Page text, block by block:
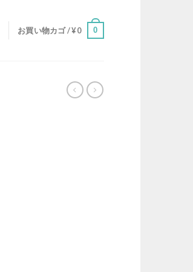
お買い物カゴ /¥0 0